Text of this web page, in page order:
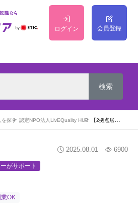
ログイン 会員登録
を探す 認定NPO法人LivEQuality HUB 【2拠点居住OK】シングルマザー支援／地域とつながり支えるモデルをつくる事業推進
がサポート
OK
2025.08.01 6900